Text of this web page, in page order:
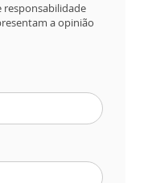
responsabilidade
a opinião